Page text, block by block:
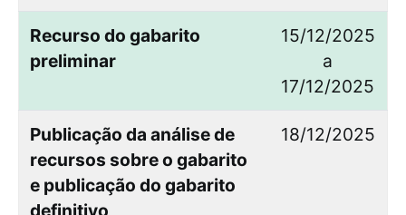
Recurso do gabarito
preliminar
15/12/2025
a
17/12/2025
Publicação da análise de
recursos sobre o gabarito
e publicação do gabarito
18/12/2025